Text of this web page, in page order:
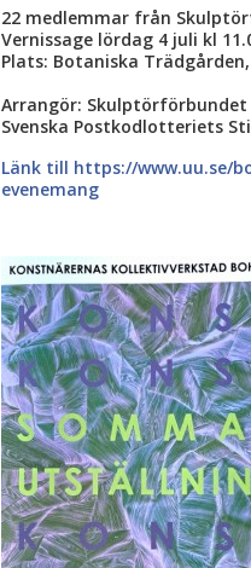
22 medlemmar från
Vernissage lördag 4 juli kl
Plats: Botaniska
Arrangör:
Svenska Postkodlotteriets
Länk till https://www.uu.se/
evenemang